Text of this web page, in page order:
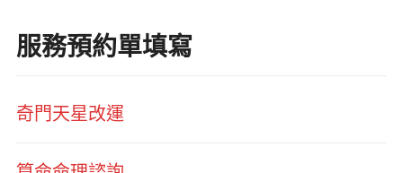
服務預約單填寫
奇門天星改運